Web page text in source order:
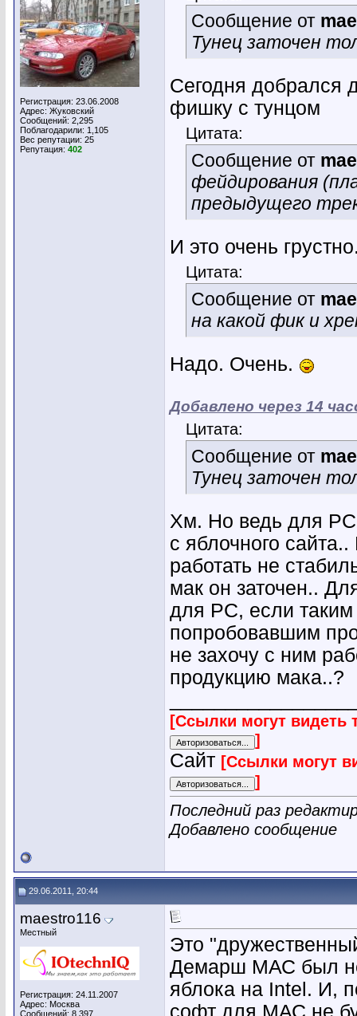
Регистрация: 23.06.2008
Адрес: Жуковский
Сообщений: 2,295
Поблагодарили: 1,105
Вес репутации: 25
Репутация: 402
Сообщение от
Тунец заточен
Сегодня добрался
фишку с тунцом
Цитата:
Сообщение от
фейдирования
предыдущего
И это очень
Цитата:
Сообщение от
на какой фик и
Надо. Очень.
Добавлено через 14
Цитата:
Сообщение от
Тунец заточен
Хм. Но ведь для РС
с яблочного
работать не
мак он заточен..
для РС, если таким
попробовавшим
не захочу с ним
продукцию мака..?
[Ссылки могут видеть
]
Сайт [Ссылки могут
]
Последний раз
Добавлено сообщение
29.06.2011, 20:44
maestro116
Местный
Регистрация: 24.11.2007
Адрес: Москва
Сообщений: 8,397
Это
Демарш МАС был
яблока на Intel. И,